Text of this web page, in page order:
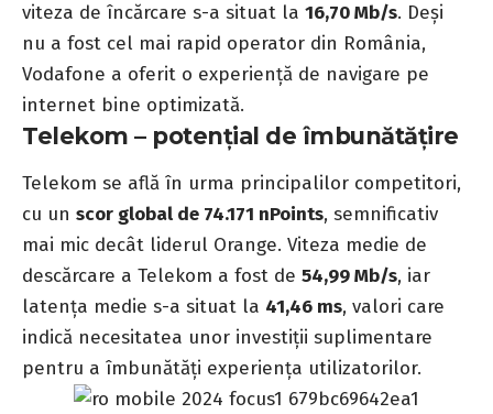
viteza de încărcare s-a situat la 16,70 Mb/s. Deși
nu a fost cel mai rapid operator din România,
Vodafone a oferit o experiență de navigare pe
internet bine optimizată.
Telekom – potențial de îmbunătățire
Telekom se află în urma principalilor competitori,
cu un scor global de 74.171 nPoints, semnificativ
mai mic decât liderul Orange. Viteza medie de
descărcare a Telekom a fost de 54,99 Mb/s, iar
latența medie s-a situat la 41,46 ms, valori care
indică necesitatea unor investiții suplimentare
pentru a îmbunătăți experiența utilizatorilor.